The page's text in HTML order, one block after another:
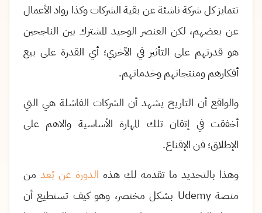
تتمايز كل شركة ناشئة عن بقية الشركات وكذا رواد الأعمال
عن بعضهم، لكن العنصر الوحيد المشترك بين الناجحين
هو قدرتهم على التأثير في الآخري؛ أي القدرة على بيع
أفكارهم ومنتجاتهم وخدماتهم.
والواقع أن التاريخ يشهد أن الشركات الفاشلة هي التي
أخفقت في إتقان تلك المهارة الأساسية والاهم على
الإطلاق؛ فن الإقناع.
وهذا بالتحديد ما تقدمه لك هذه الدورة عن بُعد من
منصةUdemy بشكل مختصر، وهو كيف تستطيع أن